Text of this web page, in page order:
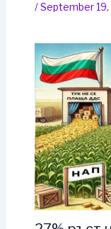
/September